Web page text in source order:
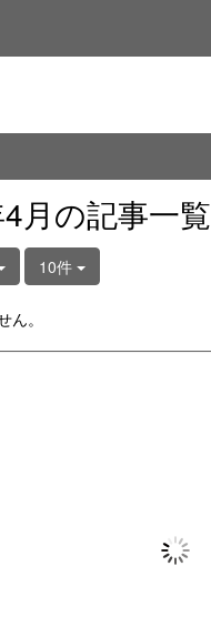
月の記事一覧
10件
ん。